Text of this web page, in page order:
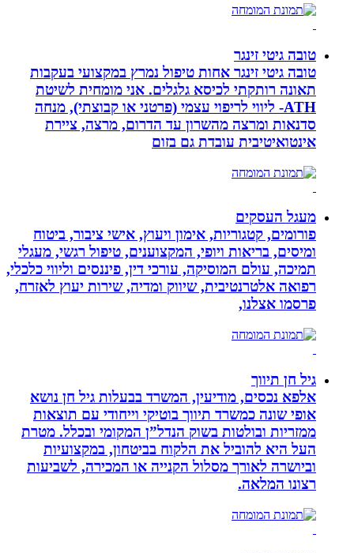
טובה גיטי זינגר
טובה גיטי זינגר אחות טיפול נמרץ במקצועי בעקבות
תאונה רותקתי לכיסא גלגלים. אני מומחית לשיטת
ATH- ליווי לריפוי עצמי (פרטני או קבוצתי), מנחה
סדנאות ומרצה מהשרון עד הדרום, מרצה, ציירת
אינטואיטיבית עובדת גם בזום
מעגל העסקים
פורומים, קטגוריות, אימון ויעוץ, אישי ציבור, ביטוח
ומיסים, בריאות ויופי, המקצוענים, טיפול רגשי, מעגלי
תמיכה, עולם המוסיקה, עורכי דין, פיננסים וליווי כלכלי,
רפואה אלטרנטיבית, שיווק ומדיה, שירות יעוץ לאזרח,
פרסמו אצלנו,
גיל חן תיווך
אלפא נכסים, מודיעין, המשרד בבעלות גיל חן נושא
אופי שונה כמשרד תיווך בוטיקי וייחודי עם תוצאות
ממזריות ובולטות בשוק הנדל”ן המקומי ובכלל. מטרת
העל היא להוביל את הלקוח בביטחון, במקצועיות
וביושרה לאורך מסלול הקנייה או המכירה, לשביעות
רצונו המלאה.